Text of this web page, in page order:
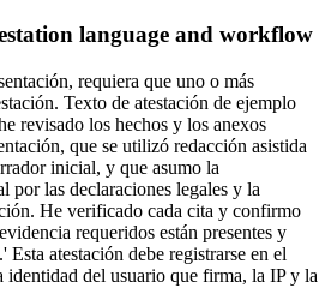
language and workflow
requiera que uno o más
Texto de atestación de ejemplo
revisado los hechos y los anexos
que se utilizó redacción asistida
inicial, y que asumo la
por las declaraciones legales y la
He verificado cada cita y confirmo
requeridos están presentes y
Esta atestación debe registrarse en el
identidad del usuario que firma, la IP y la